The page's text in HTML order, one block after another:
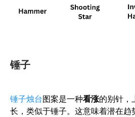
锤子
锤子烛台图案是一种看涨的别针，
长，类似于锤子。这意味着潜在趋